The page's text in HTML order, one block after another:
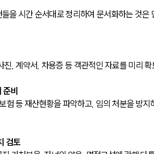
을 시간 순서대로 정리하여 문서화하는 것
진, 계약서, 차용증 등 객관적인 자료를 미리
비
험 등 재산현황을 파악하고, 임의 처분을 방
검토